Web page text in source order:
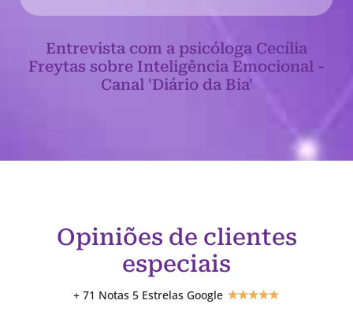
Entrevista com a psicóloga Cecília
Freytas sobre Inteligência Emocional -
Canal 'Diário da Bia'
Opiniões de clientes
especiais
+ 71 Notas 5 Estrelas Google ★★★★★